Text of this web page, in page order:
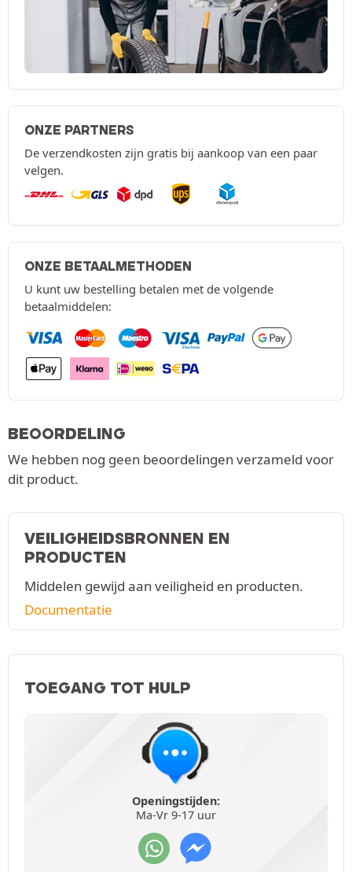
ONZE PARTNERS
De verzendkosten zijn gratis bij aankoop van een paar
velgen.
ONZE BETAALMETHODEN
U kunt uw bestelling betalen met de volgende
betaalmiddelen:
BEOORDELING
We hebben nog geen beoordelingen verzameld voor
dit product.
VEILIGHEIDSBRONNEN EN
PRODUCTEN
Middelen gewijd aan veiligheid en producten.
Documentatie
TOEGANG TOT HULP
Openingstijden:
Ma-Vr 9-17 uur